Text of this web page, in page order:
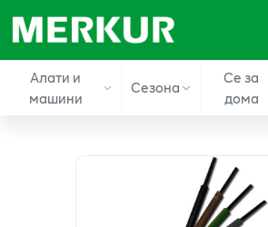
Алати и
машини
Сезона
Се за
дома